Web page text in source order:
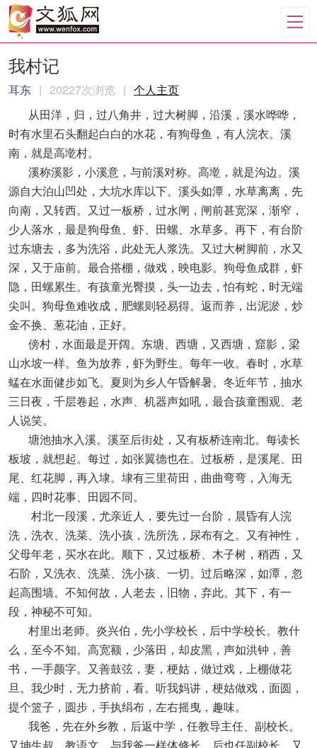
我村记
耳东 | 20227次浏览 | 个人主页
从田洋，归，过八角井，过大树脚，沿溪，溪水哗哗，
时有水里石头翻起白白的水花，有狗母鱼，有人浣衣。溪
南，就是高墘村。
溪称溪影，小溪意，与前溪对称。高墘，就是沟边。溪
源自大泊山凹处，大坑水库以下。溪头如潭，水草离离，先
向南，又转西。又过一板桥，过水闸，闸前甚宽深，渐窄，
少人落水，最是狗母鱼、虾、田螺、水草多。再下，有台阶
过东塘去，多为洗浴，此处无人浆洗。又过大树脚前，水又
深，又于庙前。最合搭棚，做戏，映电影。狗母鱼成群，虾
隐，田螺累生。有孩童光臀摸，头一边去，怕有蛇，时无端
尖叫。狗母鱼难收成，肥螺则轻易得。返而养，出泥淤，炒
金不换、葱花油，正好。
傍村，水面最是开阔。东塘、西塘，又西塘，窟影，梁
山水坡一样。鱼为放养，虾为野生。每年一收。春时，水草
蜢在水面健步如飞。夏则为乡人午昏解暑。冬近年节，抽水
三日夜，千层卷起，水声、机器声如吼，最合孩童围观、老
人说笑。
塘池抽水入溪。溪至后街处，又有板桥连南北。每读长
板坡，就想起。每过，如张翼德也在。过板桥，是溪尾、田
尾、红花脚，再入埭。埭有三里荷田，曲曲弯弯，入海无
端，四时花事、田园不同。
村北一段溪，尤亲近人，要先过一台阶，晨昏有人浣
洗，洗衣、洗菜、洗小孩，洗所洗，尿布有之。又有神性，
父母年老，买水在此。顺下，又过板桥、木子树，稍西，又
石阶，又洗衣、洗菜、洗小孩、一切。过后略深，如潭，忽
起高围墙。不知何故，人老去，旧物，弃此。其下，有一
段，神秘不可知。
村里出老师。炎兴伯，先小学校长，后中学校长。教什
么，至今不知。高宽额，少落田，却皮黑，声如洪钟，善
书，一手颜字。又善鼓弦，妻，梗姑，做过戏，上棚做花
旦。我少时，无力挤前，看。听我妈讲，梗姑做戏，面圆，
提个篮子，圆步，手执绢布，左右摇曳，趣味。
我爸，先在外乡教，后返中学，任教导主任、副校长。